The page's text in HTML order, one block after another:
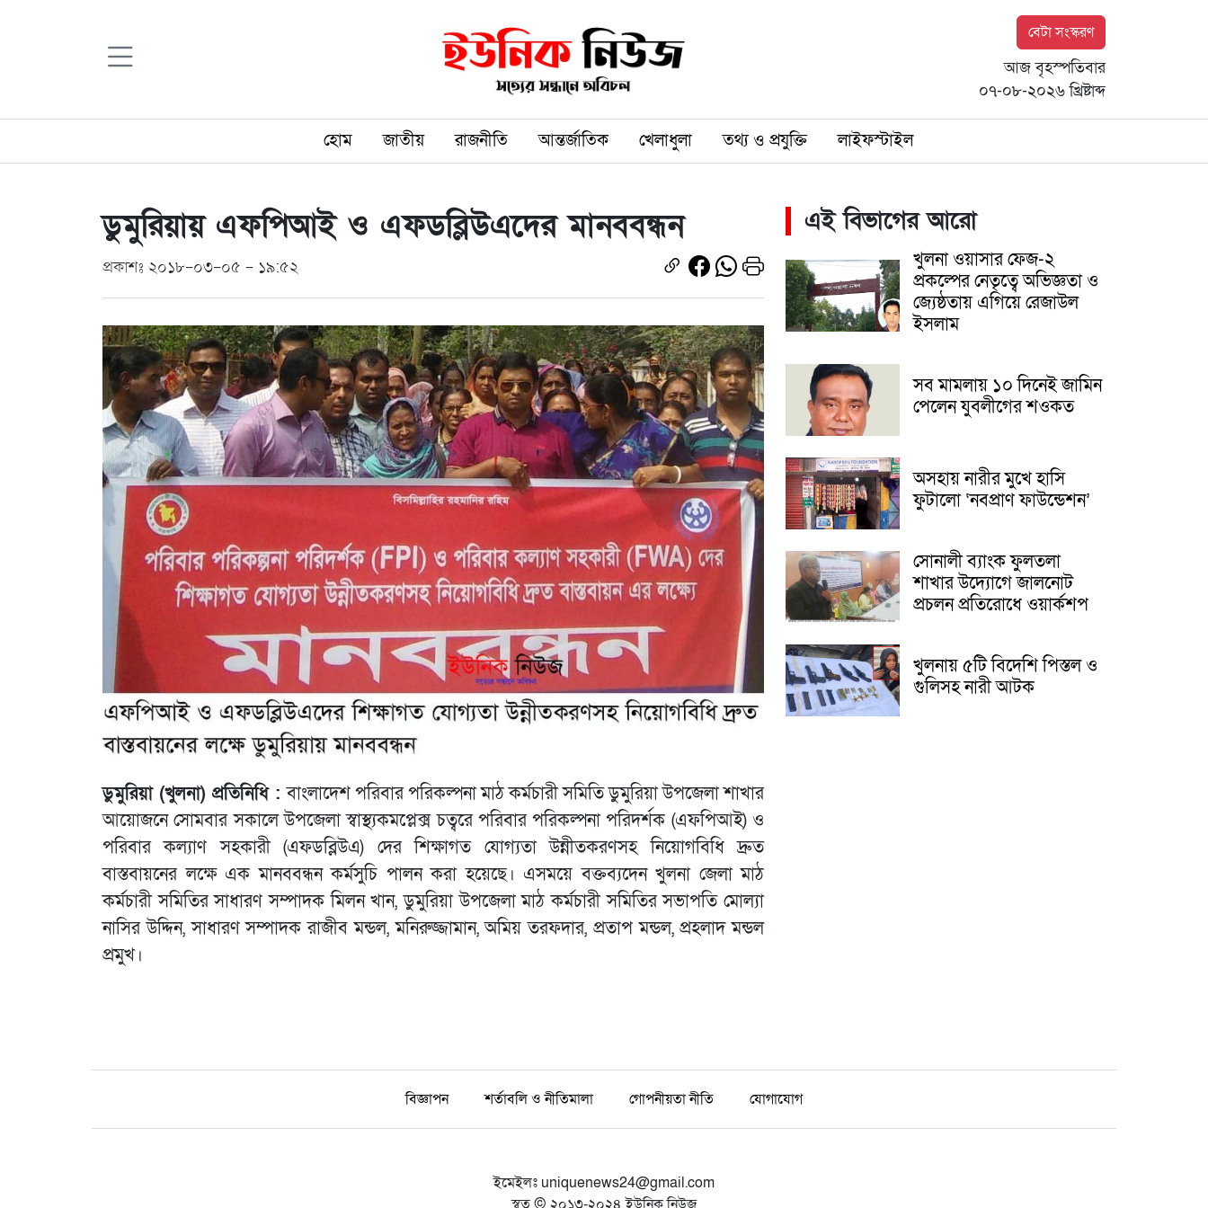
বেটা সংস্করণ
আজ বৃহস্পতিবার
০৭-০৮-২০২৬ খ্রিষ্টাব্দ
হোম জাতীয় রাজনীতি আন্তর্জাতিক খেলাধুলা তথ্য ও প্রযুক্তি লাইফস্টাইল
ডুমুরিয়ায় এফপিআই ও এফডব্লিউএদের মানববন্ধন
প্রকাশঃ ২০১৮-০৩-০৫ - ১৯:৫২
ডুমুরিয়া (খুলনা) প্রতিনিধি :বাংলাদেশ পরিবার পরিকল্পনা মাঠ কর্মচারী সমিতি ডুমুরিয়া উপজেলা শাখার
আয়োজনে সোমবার সকালে উপজেলা স্বাস্থ্যকমপ্লেক্স চত্বরে পরিবার পরিকল্পনা পরিদর্শক (এফপিআই) ও
পরিবার কল্যাণ সহকারী (এফডব্লিউএ) দের শিক্ষাগত যোগ্যতা উন্নীতকরণসহ নিয়োগবিধি দ্রুত
বাস্তবায়নের লক্ষে এক মানববন্ধন কর্মসুচি পালন করা হয়েছে। এসময়ে বক্তব্যদেন খুলনা জেলা মাঠ
কর্মচারী সমিতির সাধারণ সম্পাদক মিলন খান, ডুমুরিয়া উপজেলা মাঠ কর্মচারী সমিতির সভাপতি মোল্যা
নাসির উদ্দিন, সাধারণ সম্পাদক রাজীব মন্ডল, মনিরুজ্জামান, অমিয় তরফদার, প্রতাপ মন্ডল, প্রহলাদ মন্ডল
প্রমুখ।
এই বিভাগের আরো
খুলনা ওয়াসার ফেজ-২
প্রকল্পের নেতৃত্বে অভিজ্ঞতা ও
জ্যেষ্ঠতায় এগিয়ে রেজাউল
ইসলাম
সব মামলায় ১০ দিনেই জামিন
পেলেন যুবলীগের শওকত
অসহায় নারীর মুখে হাসি
ফুটালো ‘নবপ্রাণ ফাউন্ডেশন’
সোনালী ব্যাংক ফুলতলা
শাখার উদ্যোগে জালনোট
প্রচলন প্রতিরোধে ওয়ার্কশপ
খুলনায় ৫টি বিদেশি পিস্তল ও
গুলিসহ নারী আটক
বিজ্ঞাপন শর্তাবলি ও নীতিমালা গোপনীয়তা নীতি যোগাযোগ
ইমেইলঃ uniquenews24@gmail.com